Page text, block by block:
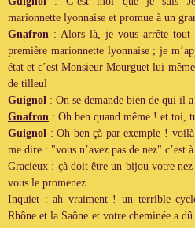
marionnette lyonnaise et promue à un
Gnafron : Alors là, je vous arrête tout
première marionnette lyonnaise ; je
état et c’est Monsieur Mourguet lui-
de tilleul
Guignol : On se demande bien de qui il
Gnafron : Oh ben quand même ! et toi,
Guignol : Oh ben çà par exemple !
me dire : "vous n’avez pas de nez" c’est
Gracieux : çà doit être un bijou votre nez
vous le promenez.
Inquiet : ah vraiment ! un terrible
Rhône et la Saône et votre cheminée a